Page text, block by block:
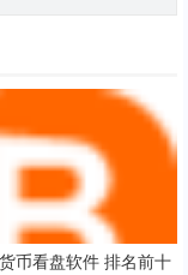
币看盘软件 排名前十